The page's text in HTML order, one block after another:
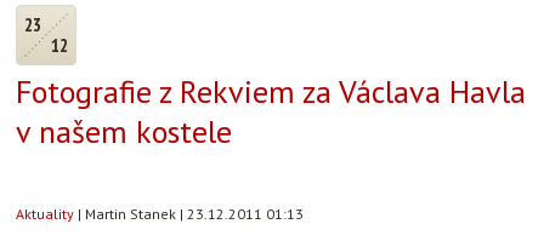
23
12
Fotografie z Rekviem za Václava Havla
v našem kostele
Aktuality | Martin Stanek | 23.12.2011 01:13